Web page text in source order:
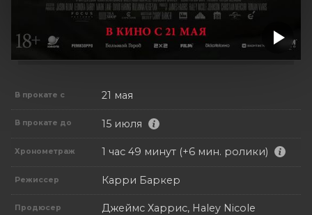
В прокате с 21 мая
В прокате до 15 июля
Хронометраж 1 час 49 минут (+6 мин. ролики)
Режиссер Карри Баркер
Продюсер
Джеймс Харрис, Haley Nicole